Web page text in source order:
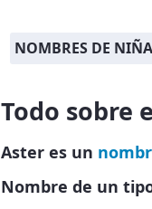
NOMBRES DE NIÑA
Todo sobre
Aster es un
Nombre de un